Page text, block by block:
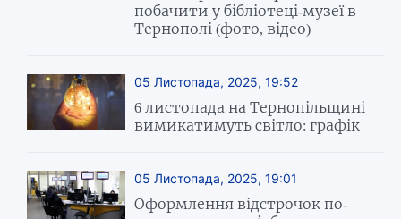
побачити у бібліотеці-музеї в
Тернополі (фото, відео)
05 Листопада, 2025, 19:52
6 листопада на Тернопільщині
вимикатимуть світло: графік
05 Листопада, 2025, 19:01
Оформлення відстрочок по-